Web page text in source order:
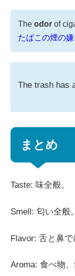
The odorof
たばこの煙の嫌
The trash has
まとめ
Taste: 味全般。
Smell: 匂い全般。
Flavor: 舌と鼻で
Aroma: 食べ物、